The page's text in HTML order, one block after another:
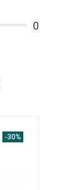
0
-30%